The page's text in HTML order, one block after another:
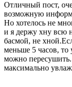
Отличный пост,
возможную
Но хотелось не
и я держу хну всю
басмой, не
меньше 5 часов, то
можно
максимально